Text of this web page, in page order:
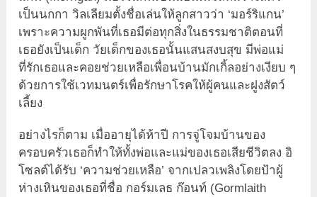
เป็นนกกา วิลเลียมตั้งชื่อเล่นให้ลูกสาวว่า ‘มอร์ริแกน’
เพราะความผูกพันที่เธอมีต่อทุกสิ่งในธรรมชาติตอนที่
เธอยังเป็นเด็ก วัยเด็กของเธอนั้นแสนสงบสุข มีพ่อแม่
ที่รักเธอและคอยช่วยเหลือเพื่อนบ้านมักเกิ้ลอย่างเงียบ ๆ
ด้วยการใช้เวทมนตร์เพื่อรักษาโรคให้ผู้คนและฝูงสัตว์
เลี้ยง
อย่างไรก็ตาม เมื่ออายุได้ห้าปี การจู่โจมบ้านของ
ครอบครัวเธอก็ทำให้ทั้งพ่อและแม่ของเธอเสียชีวิตลง อิ
โซลต์ได้รับ ‘ความช่วยเหลือ’ จากเปลวเพลิงโดยป้าผู้
ห่างเหินของเธอที่ชื่อ กอร์มเลธ ก๊อนท์ (Gormlaith